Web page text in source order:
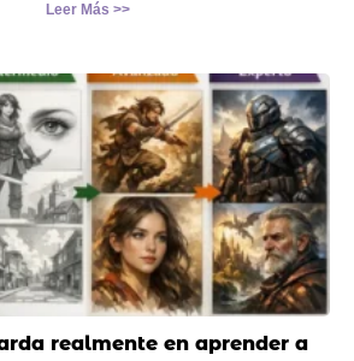
Leer Más >>
realmente en aprender a